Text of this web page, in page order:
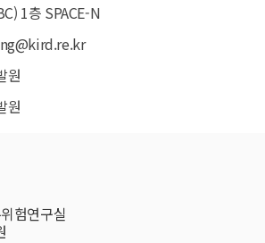
1층 SPACE-N
원
원
험연구실